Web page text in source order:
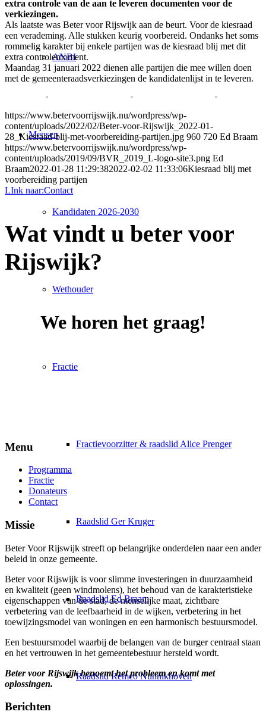
ANBI
Mensen
Kandidaten 2026-2030
Wethouder
Fractie
Fractievoorzitter & raadslid Alice Prenger
Raadslid Ger Kruger
Raadslid Ed Braam
Raadslid Remco Nunnikhoven
extra controle van de aan te leveren documenten voor de
verkiezingen.
Als laatste was Beter voor Rijswijk aan de beurt. Voor de kiesraad
een verademing. Alle stukken keurig voorbereid. Ondanks het soms
rommelig karakter bij enkele partijen was de kiesraad blij met dit
extra controlemoment.
Maandag 31 januari 2022 dienen alle partijen die mee willen doen
met de gemeenteraadsverkiezingen de kandidatenlijst in te leveren.
https://www.betervoorrijswijk.nu/wordpress/wp-
content/uploads/2022/02/Beter-voor-Rijswijk_2022-01-
28_Kiesraad-blij-met-voorbereiding-partijen.jpg 960 720 Ed Braam
https://www.betervoorrijswijk.nu/wordpress/wp-
content/uploads/2019/09/BVR_2019_L-logo-site3.png Ed
Braam2022-01-28 11:29:382022-02-02 11:33:06Kiesraad blij met
voorbereiding partijen
LInk naar:Contact
Wat vindt u beter voor
Rijswijk?
We horen het graag!
Menu
Programma
Fractie
Donateurs
Contact
Missie
Beter Voor Rijswijk streeft op belangrijke onderdelen naar een ander
beleid in onze gemeente.
Beter voor Rijswijk is voor slimme investeringen in duurzaamheid
en kwaliteit (geen windmolens), het behoud van de karakteristieke
eigenschappen van de stad, de menselijke maat, zichtbare
verbetering van de leefbaarheid in de wijken, verbetering in het
toewijzingsmodel van woningen en een harmonisch bestuursmodel.
Een bestuursmodel waarbij de belangen van de burger centraal staan
en het vertrouwen in het gemeentebestuur hersteld wordt.
Beter voor Rijswijk benoemt het probleem en komt met
oplossingen.
Berichten